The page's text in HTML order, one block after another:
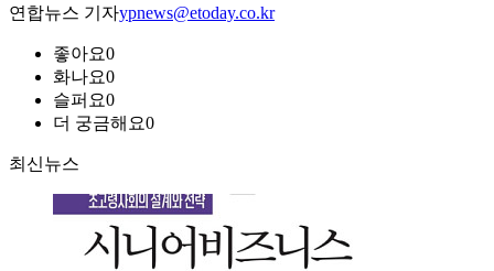
연합뉴스 기자ypnews@etoday.co.kr
좋아요0
화나요0
슬퍼요0
더 궁금해요0
최신뉴스